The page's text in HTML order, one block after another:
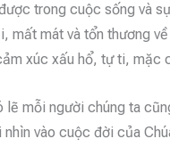
trong cuộc sống và
mát và tổn thương
xúc xấu hổ, tự ti, mặc
mỗi người chúng ta
vào cuộc đời của